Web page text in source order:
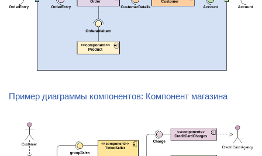
Пример диаграммы компонентов: Компонент магазина